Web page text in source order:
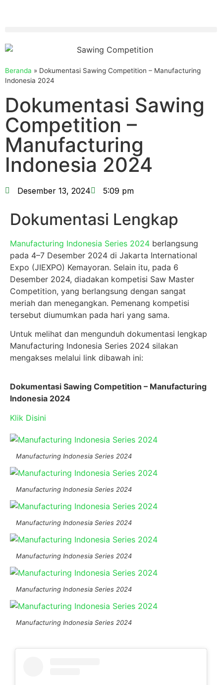
Beranda » Dokumentasi Sawing Competition – Manufacturing
Indonesia 2024
Dokumentasi Sawing
Competition –
Manufacturing
Indonesia 2024
Desember 13, 2024 5:09 pm
Dokumentasi Lengkap
Manufacturing Indonesia Series 2024 berlangsung
pada 4–7 Desember 2024 di Jakarta International
Expo (JIEXPO) Kemayoran. Selain itu, pada 6
Desember 2024, diadakan kompetisi Saw Master
Competition, yang berlangsung dengan sangat
meriah dan menegangkan. Pemenang kompetisi
tersebut diumumkan pada hari yang sama.
Untuk melihat dan mengunduh dokumentasi lengkap
Manufacturing Indonesia Series 2024 silakan
mengakses melalui link dibawah ini:
Dokumentasi Sawing Competition – Manufacturing
Indonesia 2024
Klik Disini
Manufacturing Indonesia Series 2024
Manufacturing Indonesia Series 2024
Manufacturing Indonesia Series 2024
Manufacturing Indonesia Series 2024
Manufacturing Indonesia Series 2024
Manufacturing Indonesia Series 2024